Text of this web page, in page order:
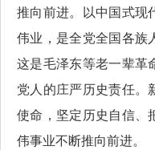
推向前进。以中国式现
伟业，是全党全国各族
这是毛泽东等老一辈革
党人的庄严历史责任。
使命，坚定历史自信、
伟事业不断推向前进。